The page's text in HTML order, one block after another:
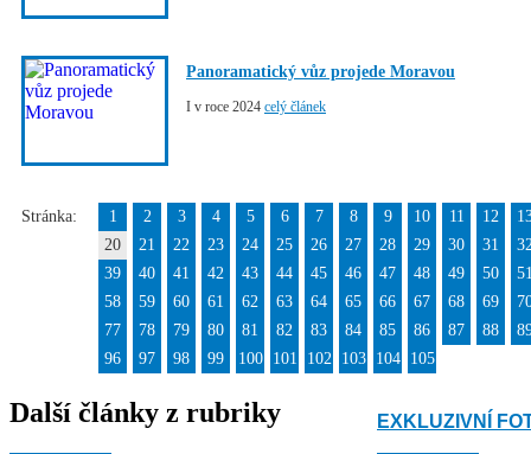
Panoramatický vůz projede Moravou
I v roce 2024 celý článek
Stránka: 1 2 3 4 5 6 7 8 9 10 11 12
20
21 22 23 24 25 26 27 28 29 30 31
39
40 41 42 43 44 45 46 47 48 49 50
58
59 60 61 62 63 64 65 66 67 68 69
77
78 79 80 81 82 83 84 85 86 87 88
96
97 98 99 100 101 102 103 104 105
Další články z rubriky EXKLUZIVNÍ